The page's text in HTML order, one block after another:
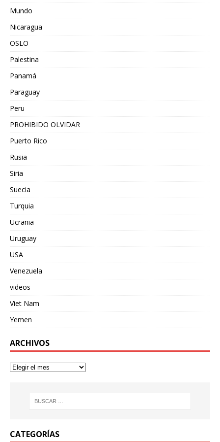
Mundo
Nicaragua
OSLO
Palestina
Panamá
Paraguay
Peru
PROHIBIDO OLVIDAR
Puerto Rico
Rusia
Siria
Suecia
Turquia
Ucrania
Uruguay
USA
Venezuela
videos
Viet Nam
Yemen
ARCHIVOS
CATEGORÍAS